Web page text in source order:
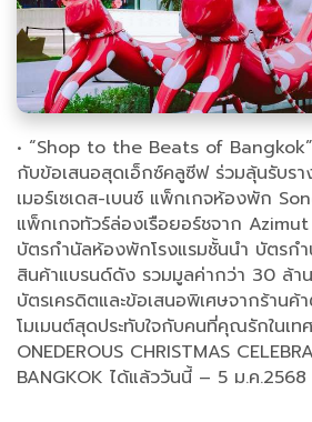
• “Shop to the Beats of
กับข้อเสนอสุดเอ็กซ์คลูซีฟ ร่วมลุ้นรับร
เมอร์เซเดส-เบนซ์ แพ็กเกจห้องพัก
แพ็กเกจทัวร์ล่องเรือยอร์ชจาก
บัตรกำนัลห้องพักโรงแรมชั้นนำ บัตรกำ
สินค้าแบรนด์ดัง รวมมูลค่ากว่า 30 ล้า
บัตรเครดิตและข้อเสนอพิเศษจากร้านค้
โมเมนต์สุดประทับใจกับคนที่คุณรักในเ
ONEDEROUS CHRISTMAS
BANGKOK ได้แล้ววันนี้ – 5 ม.ค.2568